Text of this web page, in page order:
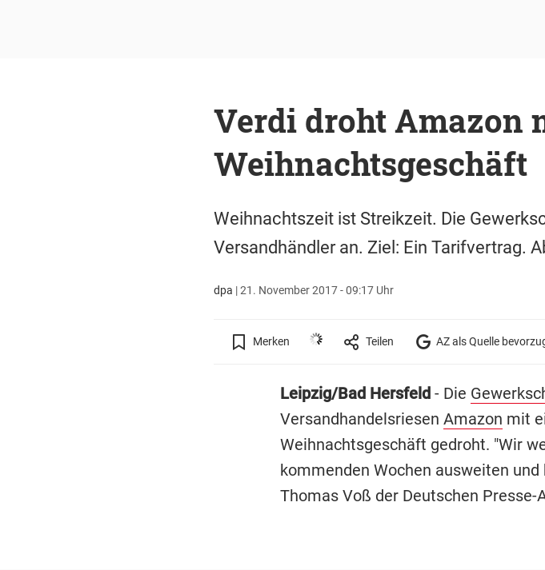
Verdi droht Amazon
Weihnachtsgeschäft
Weihnachtszeit ist Streikzeit. Die
Versandhändler an. Ziel: Ein Tarifvertrag.
dpa |21. November 2017 - 09:17 Uhr
Merken Teilen AZ als Quelle
Leipzig/Bad Hersfeld- Die
Versandhandelsriesen Amazon mit
Weihnachtsgeschäft gedroht. "Wir
kommenden Wochen ausweiten
Thomas Voß der Deutschen Presse-